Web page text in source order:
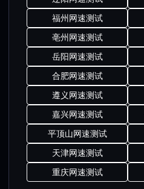
福州网速测试
亳州网速测试
岳阳网速测试
合肥网速测试
遵义网速测试
嘉兴网速测试
平顶山网速测试
天津网速测试
重庆网速测试